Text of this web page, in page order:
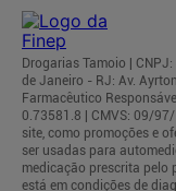
Drogarias Tamoio |
de Janeiro - RJ: Av.
Farmacêutico
0.73581.8 | CMVS: 09/
site, como promoções e
ser usadas para
medicação prescrita pelo
está em condições de